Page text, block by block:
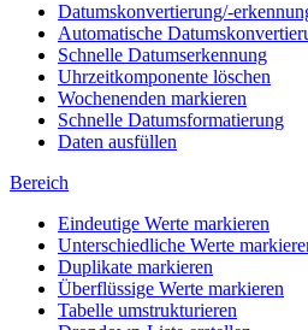
Datumskonvertierung/-
Automatische
Schnelle Datumserkennung
Uhrzeitkomponente löschen
Wochenenden markieren
Schnelle Datumsformatierung
Daten ausfüllen
Bereich
Eindeutige Werte markieren
Unterschiedliche Werte
Duplikate markieren
Überflüssige Werte markieren
Tabelle umstrukturieren